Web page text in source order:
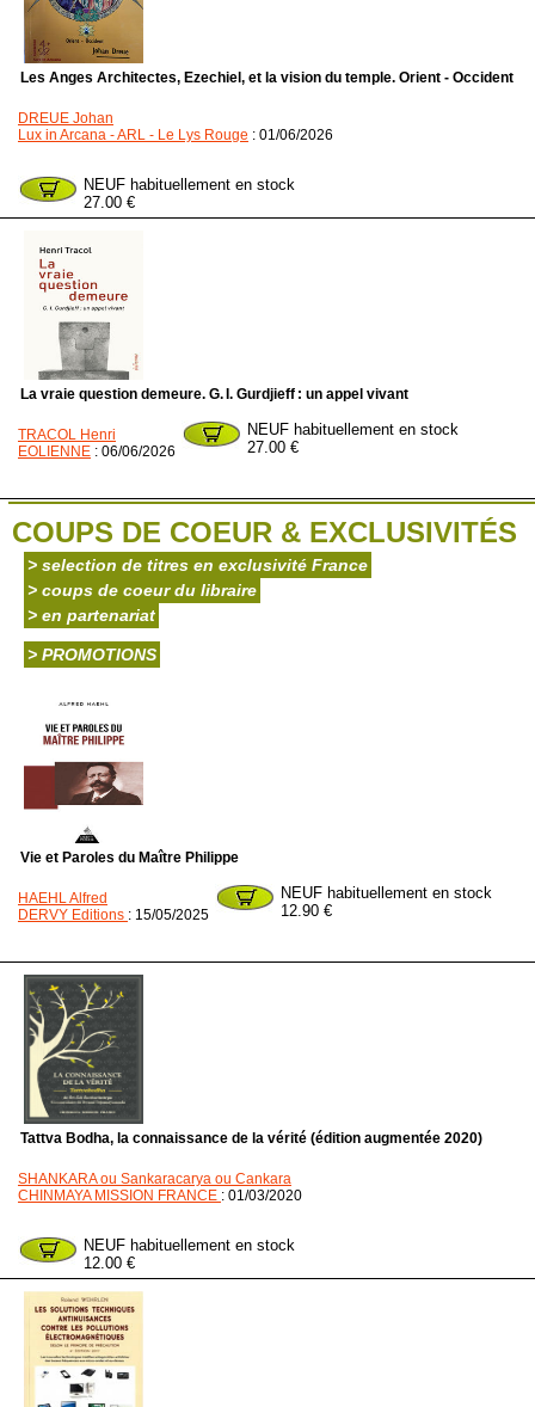
Les Anges Architectes, Ezechiel, et la vision du temple. Orient - Occident
DREUE Johan
Lux in Arcana - ARL - Le Lys Rouge : 01/06/2026
NEUF habituellement en stock
27.00 €
La vraie question demeure. G. I. Gurdjieff : un appel vivant
TRACOL Henri
EOLIENNE : 06/06/2026
NEUF habituellement en stock
27.00 €
COUPS DE COEUR & EXCLUSIVITÉS
> selection de titres en exclusivité France
> coups de coeur du libraire
> en partenariat
> PROMOTIONS
Vie et Paroles du Maître Philippe
HAEHL Alfred
DERVY Editions : 15/05/2025
NEUF habituellement en stock
12.90 €
Tattva Bodha, la connaissance de la vérité (édition augmentée 2020)
SHANKARA ou Sankaracarya ou Cankara
CHINMAYA MISSION FRANCE : 01/03/2020
NEUF habituellement en stock
12.00 €